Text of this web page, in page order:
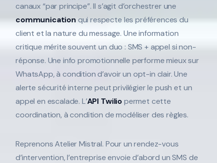
canaux “par principe”. Il s’agit d’orchestrer une
communication qui respecte les préférences du
client et la nature du message. Une information
critique mérite souvent un duo : SMS + appel si non-
réponse. Une info promotionnelle performe mieux sur
WhatsApp, à condition d’avoir un opt-in clair. Une
alerte sécurité interne peut privilégier le push et un
appel en escalade. L’API Twiliopermet cette
coordination, à condition de modéliser des règles.
Reprenons Atelier Mistral. Pour un rendez-vous
d’intervention, l’entreprise envoie d’abord un SMS de